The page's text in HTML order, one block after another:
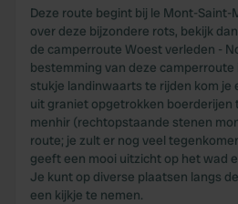
Deze route begint bij le Mont-Saint-
over deze bijzondere rots, bekijk
de camperroute Woest verleden -
bestemming van deze camperroute
stukje landinwaarts te rijden kom je
uit graniet opgetrokken boerderijen
menhir (rechtopstaande stenen
route; je zult er nog veel
geeft een mooi uitzicht op het wad
Je kunt op diverse plaatsen langs
een kijkje te nemen.